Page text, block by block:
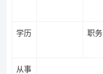
学历 职务
从事